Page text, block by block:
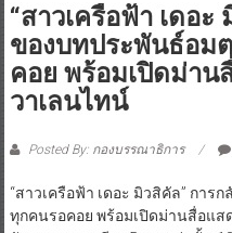
“สาวเครือฟ้า เดอ
ของบทประพันธ์อม
คอย พร้อมเปิดม่าน
วาเลนไทน์
Posted By: กองบรรณาธิการ
“สาวเครือฟ้า เดอะ มิวสิคัล” กา
ทุกคนรอคอย พร้อมเปิดม่านสื่อแส